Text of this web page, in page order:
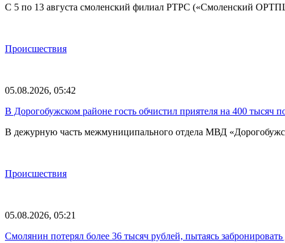
С 5 по 13 августа смоленский филиал РТРС («Смоленский
Происшествия
05.08.2026, 05:42
В Дорогобужском районе гость обчистил приятеля на 400 тысяч
В дежурную часть межмуниципального отдела МВД
Происшествия
05.08.2026, 05:21
Смолянин потерял более 36 тысяч рублей, пытаясь